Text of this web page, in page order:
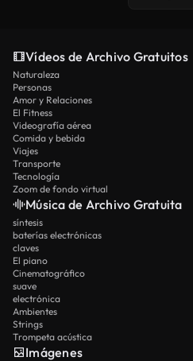
Vídeos de Archivo Gratuitos
Naturaleza
Personas
Amor y Relaciones
El Fitness
Videografía aérea
Comida y bebida
Viajes
Transporte
Tecnología
Zoom de fondo virtual
Música de Archivo Gratuita
síntesis
baterías electrónicas
claves
El piano
Cinematográfico
suave
electrónica
Ambientes
Strings
Trompeta acústica
Imágenes